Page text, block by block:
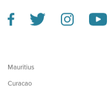
Mauritius
Curacao